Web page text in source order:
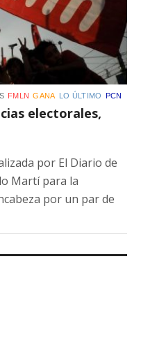
FMLN GANA LO ÚLTIMO PCN
electorales,
por El Diario de
Martí para la
por un par de